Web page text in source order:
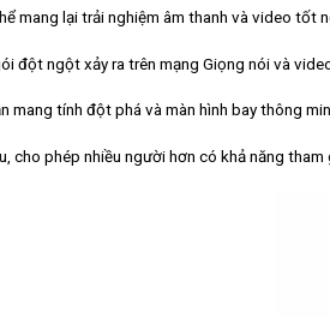
mang lại trải nghiệm âm thanh và video tốt
đột ngột xảy ra trên mạng Giọng nói và
mang tính đột phá và màn hình bay thông
cho phép nhiều người hơn có khả năng